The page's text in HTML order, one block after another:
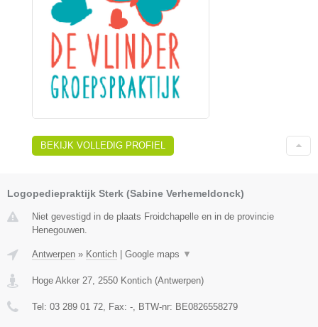
BEKIJK VOLLEDIG PROFIEL
Logopediepraktijk Sterk (Sabine Verhemeldonck)
Niet gevestigd in de plaats Froidchapelle en in de provincie
Henegouwen.
Antwerpen » Kontich Google maps ▼
Hoge Akker 27, 2550 Kontich (Antwerpen)
Tel: 03 289 01 72, Fax: -, BTW-nr: BE0826558279